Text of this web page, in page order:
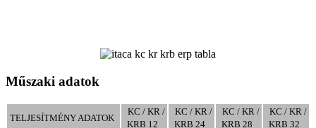
Műszaki adatok
TELJESÍTMÉNY ADATOK
KC / KR /
KRB 12
KC / KR /
KRB 24
KC / KR /
KRB 28
KC / KR /
KRB 32